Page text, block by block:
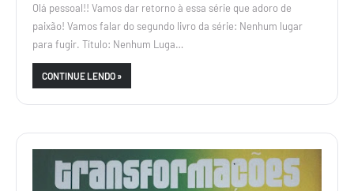
Olá pessoal!! Vamos dar retorno à essa série que adoro de
paixão! Vamos falar do segundo livro da série: Nenhum lugar
para fugir. Título: Nenhum Luga…
CONTINUE LENDO »